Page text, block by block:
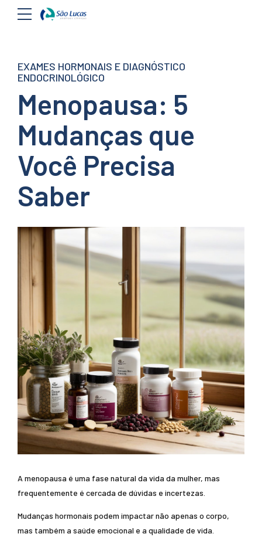
EXAMES HORMONAIS E DIAGNÓSTICO
ENDOCRINOLÓGICO
Menopausa: 5
Mudanças que
Você Precisa
Saber
A menopausa é uma fase natural da vida da mulher, mas
frequentemente é cercada de dúvidas e incertezas.
Mudanças hormonais podem impactar não apenas o corpo,
mas também a saúde emocional e a qualidade de vida.